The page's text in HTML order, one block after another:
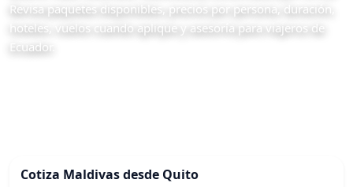
Revisa paquetes disponibles, precios por persona, duración,
hoteles, vuelos cuando aplique y asesoría para viajeros de
Ecuador.
Cotiza Maldivas desde Quito